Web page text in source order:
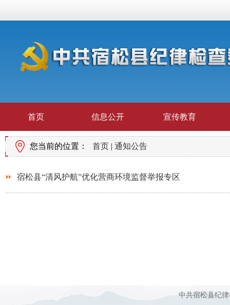
首页 信息公开 宣传教育
您当前的位置： 首页 | 通知公告
宿松县“清风护航”优化营商环境监督举报专区
中共宿松县纪